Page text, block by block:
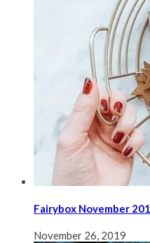
Fairybox November
November 26, 2019